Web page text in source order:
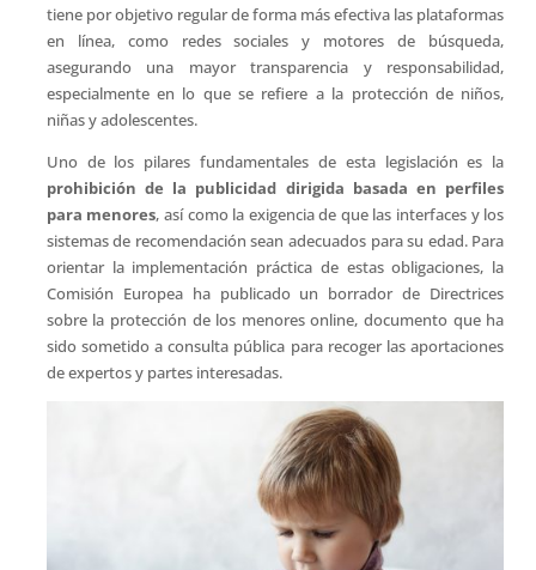
tiene por objetivo regular de forma más efectiva las plataformas
en línea, como redes sociales y motores de búsqueda,
asegurando una mayor transparencia y responsabilidad,
especialmente en lo que se refiere a la protección de niños,
niñas y adolescentes.
Uno de los pilares fundamentales de esta legislación es la
prohibición de la publicidad dirigida basada en perfiles
para menores, así como la exigencia de que las interfaces y los
sistemas de recomendación sean adecuados para su edad. Para
orientar la implementación práctica de estas obligaciones, la
Comisión Europea ha publicado un borrador de Directrices
sobre la protección de los menores online, documento que ha
sido sometido a consulta pública para recoger las aportaciones
de expertos y partes interesadas.